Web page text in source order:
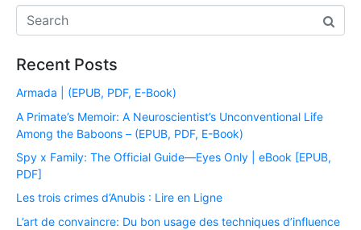
Recent Posts
Armada | (EPUB, PDF, E-Book)
A Primate’s Memoir: A Neuroscientist’s Unconventional Life
Among the Baboons – (EPUB, PDF, E-Book)
Spy x Family: The Official Guide―Eyes Only | eBook [EPUB,
PDF]
Les trois crimes d’Anubis : Lire en Ligne
L’art de convaincre: Du bon usage des techniques d’influence